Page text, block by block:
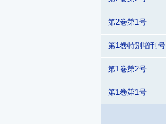
第2巻第1号
第1巻特別増刊号
第1巻第2号
第1巻第1号